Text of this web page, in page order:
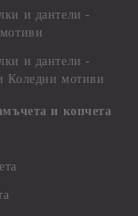
и дантели -
и дантели -
Коледни мотиви
и копчета